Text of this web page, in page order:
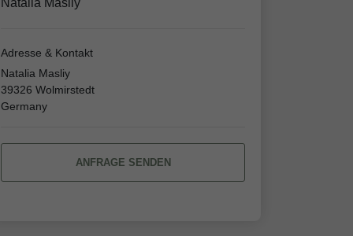
Natalia Masliy
Adresse & Kontakt
Natalia Masliy
39326 Wolmirstedt
Germany
ANFRAGE SENDEN